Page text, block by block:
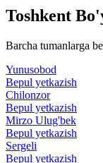
Toshkent
Barcha tumanlarga
Yunusobod
Bepul yetkazish
Chilonzor
Bepul yetkazish
Mirzo Ulug'bek
Bepul yetkazish
Sergeli
Bepul yetkazish